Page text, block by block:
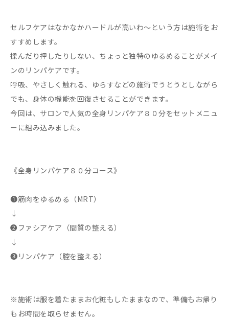
セルフケアはなかなかハードルが高いわ～という方は施術をお
すすめします。
揉んだり押したりしない、ちょっと独特のゆるめることがメイ
ンのリンパケアです。
呼吸、やさしく触れる、ゆらすなどの施術でうとうとしながら
でも、身体の機能を回復させることができます。
今回は、サロンで人気の全身リンパケア８０分をセットメニュ
ーに組み込みました。
《全身リンパケア８０分コース》
➊筋肉をゆるめる（MRT）
↓
➋ファシアケア（間質の整える）
↓
➌リンパケア（腔を整える）
※施術は服を着たままお化粧もしたままなので、準備もお帰り
もお時間を取らせません。